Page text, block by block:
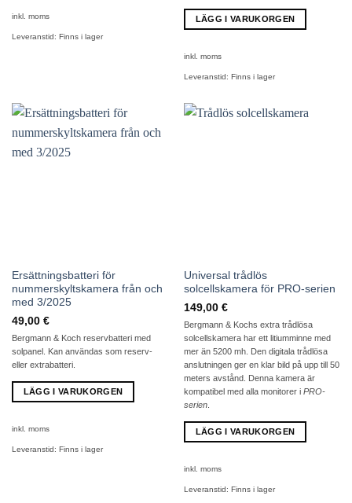
inkl. moms
Leveranstid: Finns i lager
LÄGG I VARUKORGEN
inkl. moms
Leveranstid: Finns i lager
Ersättningsbatteri för
nummerskyltskamera från och
med 3/2025
49,00 €
Bergmann & Koch reservbatteri med
solpanel. Kan användas som reserv-
eller extrabatteri.
LÄGG I VARUKORGEN
inkl. moms
Leveranstid: Finns i lager
Universal trådlös
solcellskamera för PRO-serien
149,00 €
Bergmann & Kochs extra trådlösa
solcellskamera har ett litiumminne med
mer än 5200 mh. Den digitala trådlösa
anslutningen ger en klar bild på upp till 50
meters avstånd. Denna kamera är
kompatibel med alla monitorer i PRO-
serien.
LÄGG I VARUKORGEN
inkl. moms
Leveranstid: Finns i lager